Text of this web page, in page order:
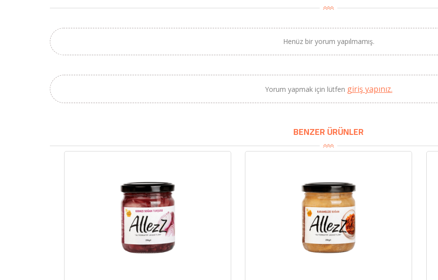
Henüz bir yorum yapılmamış.
Yorum yapmak için lütfen giriş yapınız.
BENZER ÜRÜNLER
BU HAFTANIN PLANLI İNDİRİMİ
2690,00 TL
Kaan Olgun Hasat
Zeytincilik
SEPETE EKLE